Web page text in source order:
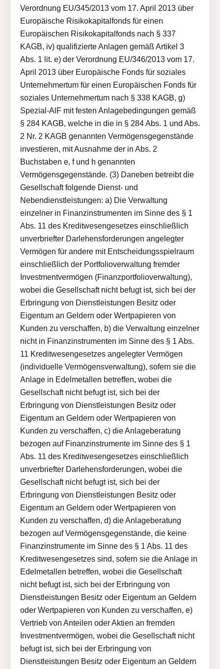
Verordnung EU/345/2013 vom 17. April 2013 über
Europäische Risikokapitalfonds für einen
Europäischen Risikokapitalfonds nach § 337
KAGB, iv) qualifizierte Anlagen gemäß Artikel 3
Abs. 1 lit. e) der Verordnung EU/346/2013 vom 17.
April 2013 über Europäische Fonds für soziales
Unternehmertum für einen Europäischen Fonds für
soziales Unternehmertum nach § 338 KAGB, g)
Spezial-AlF mit festen Anlagebedingungen gemäß
§ 284 KAGB, welche in die in § 284 Abs. 1 und Abs.
2 Nr. 2 KAGB genannten Vermögensgegenstände
investieren, mit Ausnahme der in Abs. 2
Buchstaben e, f und h genannten
Vermögensgegenstände. (3) Daneben betreibt die
Gesellschaft folgende Dienst- und
Nebendienstleistungen: a) Die Verwaltung
einzelner in Finanzinstrumenten im Sinne des § 1
Abs. 11 des Kreditwesengesetzes einschließlich
unverbriefter Darlehensforderungen angelegter
Vermögen für andere mit Entscheidungsspielraum
einschließlich der Portfolioverwaltung fremder
Investmentvermögen (Finanzportfolioverwaltung),
wobei die Gesellschaft nicht befugt ist, sich bei der
Erbringung von Dienstleistungen Besitz oder
Eigentum an Geldern oder Wertpapieren von
Kunden zu verschaffen, b) die Verwaltung einzelner
nicht in Finanzinstrumenten im Sinne des § 1 Abs.
11 Kreditwesengesetzes angelegter Vermögen
(individuelle Vermögensverwaltung), sofern sie die
Anlage in Edelmetallen betreffen, wobei die
Gesellschaft nicht befugt ist, sich bei der
Erbringung von Dienstleistungen Besitz oder
Eigentum an Geldern oder Wertpapieren von
Kunden zu verschaffen, c) die Anlageberatung
bezogen auf Finanzinstrumente im Sinne des § 1
Abs. 11 des Kreditwesengesetzes einschließlich
unverbriefter Darlehensforderungen, wobei die
Gesellschaft nicht befugt ist, sich bei der
Erbringung von Dienstleistungen Besitz oder
Eigentum an Geldern oder Wertpapieren von
Kunden zu verschaffen, d) die Anlageberatung
bezogen auf Vermögensgegenstände, die keine
Finanzinstrumente im Sinne des § 1 Abs. 11 des
Kreditwesengesetzes sind, sofern sie die Anlage in
Edelmetallen betreffen, wobei die Gesellschaft
nicht befugt ist, sich bei der Erbringung von
Dienstleistungen Besitz oder Eigentum an Geldern
oder Wertpapieren von Kunden zu verschaffen, e)
Vertrieb von Anteilen oder Aktien an fremden
Investmentvermögen, wobei die Gesellschaft nicht
befugt ist, sich bei der Erbringung von
Dienstleistungen Besitz oder Eigentum an Geldern